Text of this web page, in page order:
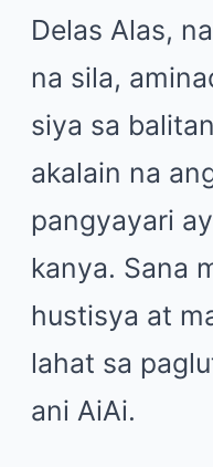
Delas Alas,
na sila,
siya sa
akalain na
pangyayari
kanya. Sana
hustisya at
lahat sa
ani AiAi.